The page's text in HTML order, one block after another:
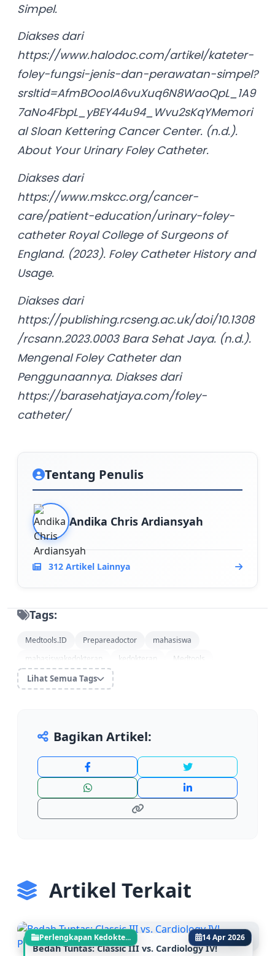
Simpel.
Diakses dari
https://www.halodoc.com/artikel/kateter-
foley-fungsi-jenis-dan-perawatan-simpel?
srsltid=AfmBOoolA6vuXuq6N8WaoQpL_1A9
7aNo4FbpL_yBEY44u94_Wvu2sKqYMemori
al Sloan Kettering Cancer Center. (n.d.).
About Your Urinary Foley Catheter.
Diakses dari
https://www.mskcc.org/cancer-
care/patient-education/urinary-foley-
catheter Royal College of Surgeons of
England. (2023). Foley Catheter History and
Usage.
Diakses dari
https://publishing.rcseng.ac.uk/doi/10.1308
/rcsann.2023.0003 Bara Sehat Jaya. (n.d.).
Mengenal Foley Catheter dan
Penggunaannya. Diakses dari
https://barasehatjaya.com/foley-
catheter/
Tentang Penulis
Andika Chris Ardiansyah
312 Artikel Lainnya
Tags:
Medtools.ID Prepareadoctor
mahasiswa
mahasiswakedokteran
kedokteran
Medtools
skill lab kedokteran
Alat medis
cara pasang kateter
Lihat Semua Tags
Bagikan Artikel:
Artikel Terkait
Perlengkapan Kedokte... 14 Apr 2026
Bedah Tuntas: Classic III vs. Cardiology IV!